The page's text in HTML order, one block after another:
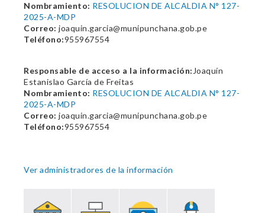
Nombramiento: RESOLUCION DE ALCALDIA N° 127-
2025-A-MDP
Correo: joaquin.garcia@munipunchana.gob.pe
Teléfono:955967554
Responsable de acceso a la información: Joaquín
Estanislao García de Freitas
Nombramiento: RESOLUCION DE ALCALDIA N° 127-
2025-A-MDP
Correo: joaquin.garcia@munipunchana.gob.pe
Teléfono:955967554
Ver administradores de la información